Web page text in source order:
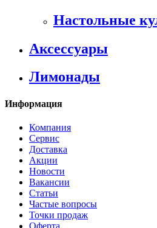
Настольные
Аксессуары
Лимонады
Информация
Компания
Сервис
Доставка
Акции
Новости
Вакансии
Статьи
Частые вопросы
Точки продаж
Оферта